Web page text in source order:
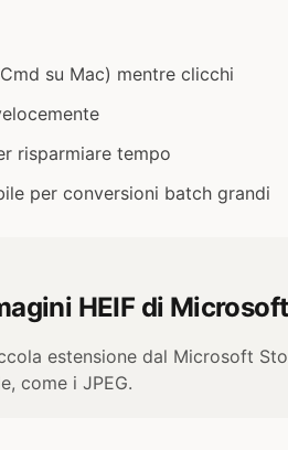
su Mac) mentre clicchi
risparmiare tempo
per conversioni batch grandi
HEIF di Microsoft
estensione dal Microsoft
come i JPEG.